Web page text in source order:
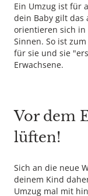
Ein Umzug ist für
dein Baby gilt das
orientieren sich
Sinnen. So ist
für sie und sie
Erwachsene.
Vor dem
lüften!
Sich an die neue
deinem Kind
Umzug mal mit